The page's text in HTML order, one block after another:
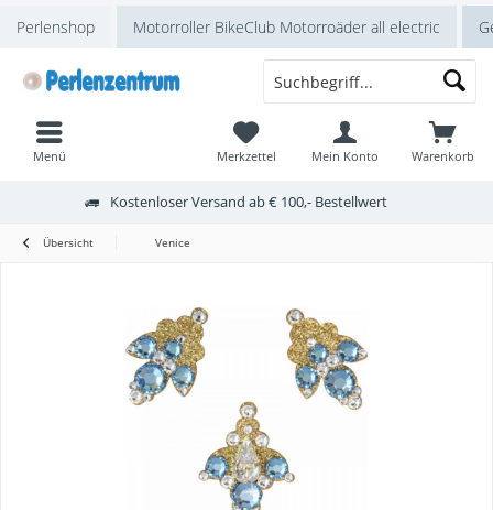
Perlenshop Motorroller BikeClub Motorroäder all electric
Kostenloser Versand ab € 100,- Bestellwert
Warenkorb
Merkzettel Mein Konto
Menü
Übersicht Venice